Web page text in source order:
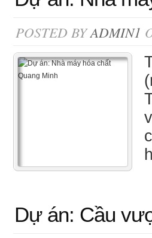
POSTED BYADMIN1
Dự án: Cầu